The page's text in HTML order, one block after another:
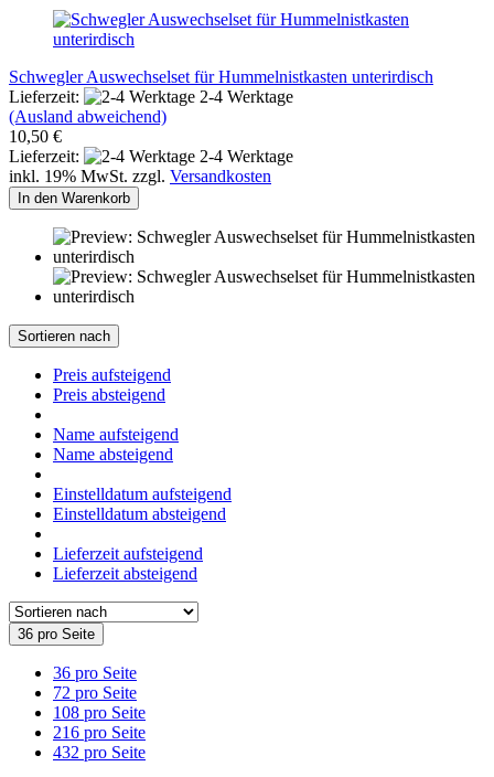
Schwegler Auswechselset für Hummelnistkasten unterirdisch
Lieferzeit:
2-4 Werktage
(Ausland abweichend)
10,50 €
Lieferzeit:
2-4 Werktage
inkl. 19% MwSt. zzgl. Versandkosten
In den Warenkorb
Sortieren nach
Preis aufsteigend
Preis absteigend
Name aufsteigend
Name absteigend
Einstelldatum aufsteigend
Einstelldatum absteigend
Lieferzeit aufsteigend
Lieferzeit absteigend
36 pro Seite
36 pro Seite
72 pro Seite
108 pro Seite
216 pro Seite
432 pro Seite